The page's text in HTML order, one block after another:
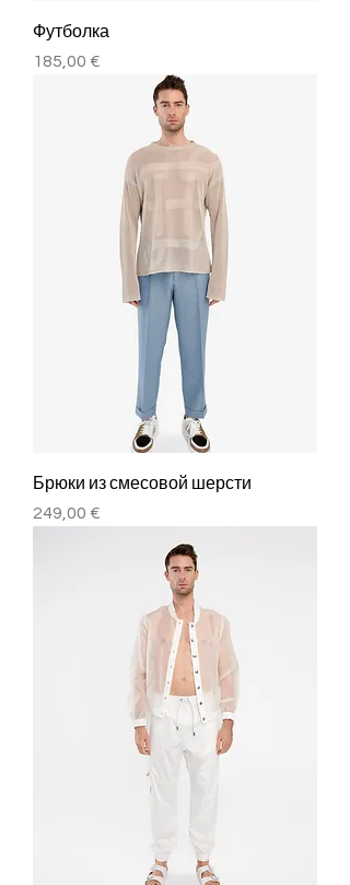
Футболка
Цена
185,00 €
Брюки из смесовой шерсти
Цена
249,00 €